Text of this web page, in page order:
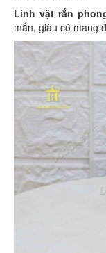
Linh vật rắn
mắn, giàu có mang